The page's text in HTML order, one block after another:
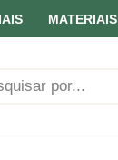
MATERIAIS